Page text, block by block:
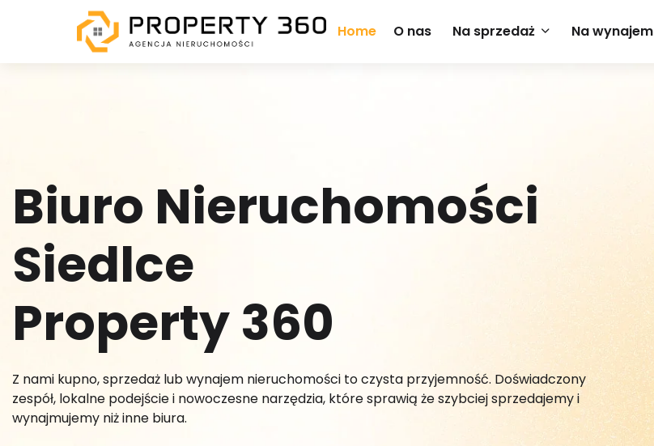
Home O nas Na sprzedaż Na wynajem
BIURO NIERUCHOMOŚCI
SIEDLCE
PROPERTY360
Z nami kupno, sprzedaż lub wynajem nieruchomości to czysta przyjemność. Doświadczony
zespół, lokalne podejście i nowoczesne narzędzia, które sprawią że szybciej sprzedajemy i
wynajmujemy niż inne biura.